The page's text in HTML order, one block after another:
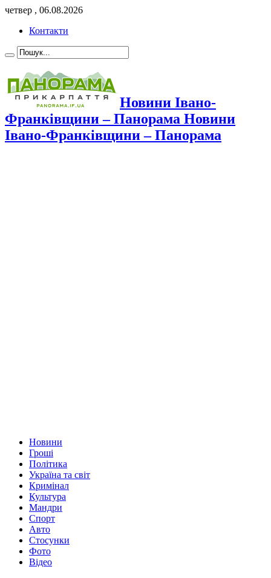
четвер , 06.08.2026
Контакти
Новини Івано-
Франківщини – Панорама Новини
Івано-Франківщини – Панорама
Новини
Гроші
Політика
Україна та світ
Кримінал
Культура
Мандри
Спорт
Авто
Стосунки
Фото
Відео